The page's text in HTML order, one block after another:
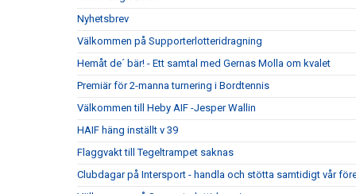
Nyhetsbrev
Välkommen på Supporterlotteridragning
Hemåt de´ bär! - Ett samtal med Gernas Molla om kvalet
Premiär för 2-manna turnering i Bordtennis
Välkommen till Heby AIF -Jesper Wallin
HAIF häng inställt v 39
Flaggvakt till Tegeltrampet saknas
Clubdagar på Intersport - handla och stötta samtidigt vår